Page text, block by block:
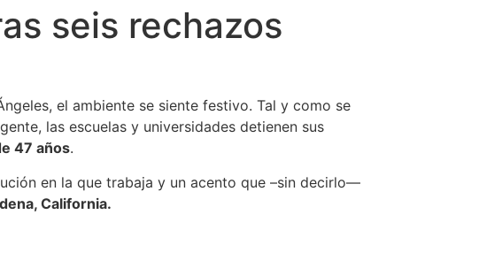
seis rechazos
el ambiente se siente festivo. Tal y como se
las escuelas y universidades detienen sus
47 años.
en la que trabaja y un acento que –sin decirlo—
California.